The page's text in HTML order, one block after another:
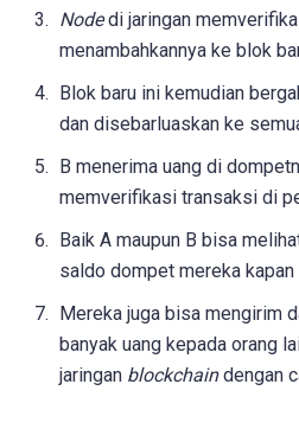
Nodedi jaringan
menambahkannya ke blok
Blok baru ini kemudian
dan disebarluaskan ke
B menerima uang di
memverifikasi transaksi di
Baik A maupun B bisa
saldo dompet mereka kapan
Mereka juga bisa mengirim
banyak uang kepada orang
jaringan blockchaindengan